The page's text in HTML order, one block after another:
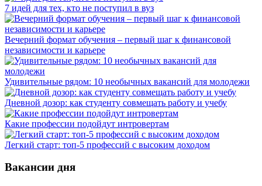
7 идей для тех, кто не поступил в вуз
Вечерний формат обучения – первый шаг к финансовой
независимости и карьере
Удивительные рядом: 10 необычных вакансий для молодежи
Дневной дозор: как студенту совмещать работу и учебу
Какие профессии подойдут интровертам
Легкий старт: топ-5 профессий с высоким доходом
Вакансии дня